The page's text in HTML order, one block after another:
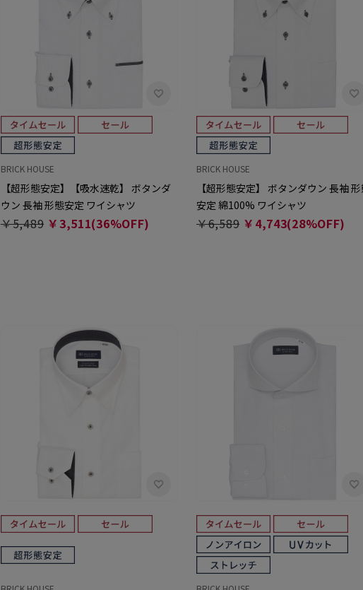
BRICK HOUSE
【超形態安定】【吸水速乾】 ボタンダ
ウン 長袖 形態安定 ワイシャツ
￥5,489 ￥3,511(36%OFF)
BRICK HOUSE
【超形態安定】 ボタンダウン 長袖
安定 綿100% ワイシャツ
￥6,589 ￥4,743(28%OFF)